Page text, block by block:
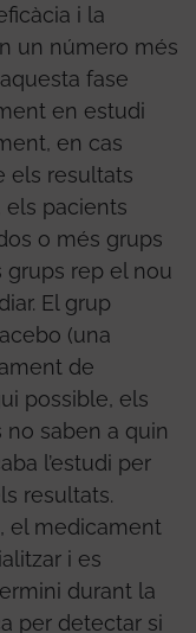
i la
un número més
fase
en estudi
en cas
els resultats
els pacients
o més grups
grups rep el nou
El grup
(una
de
possible, els
saben a quin
l’estudi per
resultats.
el medicament
i es
durant la
per detectar si